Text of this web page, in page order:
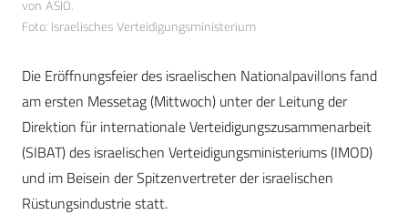
von ASIO.
Foto: Israelisches Verteidigungsministerium
Die Eröffnungsfeier des israelischen Nationalpavillons fand
am ersten Messetag (Mittwoch) unter der Leitung der
Direktion für internationale Verteidigungszusammenarbeit
(SIBAT) des israelischen Verteidigungsministeriums (IMOD)
und im Beisein der Spitzenvertreter der israelischen
Rüstungsindustrie statt.